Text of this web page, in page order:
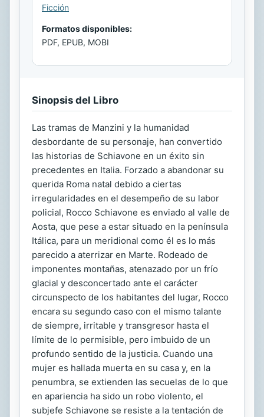
Ficción
Formatos disponibles:
PDF, EPUB, MOBI
Sinopsis del Libro
Las tramas de Manzini y la humanidad
desbordante de su personaje, han convertido
las historias de Schiavone en un éxito sin
precedentes en Italia. Forzado a abandonar su
querida Roma natal debido a ciertas
irregularidades en el desempeño de su labor
policial, Rocco Schiavone es enviado al valle de
Aosta, que pese a estar situado en la península
Itálica, para un meridional como él es lo más
parecido a aterrizar en Marte. Rodeado de
imponentes montañas, atenazado por un frío
glacial y desconcertado ante el carácter
circunspecto de los habitantes del lugar, Rocco
encara su segundo caso con el mismo talante
de siempre, irritable y transgresor hasta el
límite de lo permisible, pero imbuido de un
profundo sentido de la justicia. Cuando una
mujer es hallada muerta en su casa y, en la
penumbra, se extienden las secuelas de lo que
en apariencia ha sido un robo violento, el
subjefe Schiavone se resiste a la tentación de